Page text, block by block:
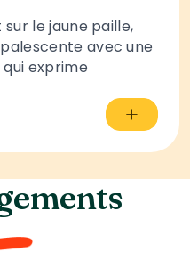
le jaune paille,
avec une
exprime
+